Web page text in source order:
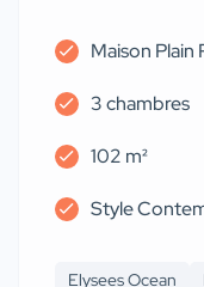
Maison Plain
3 chambres
102 m²
Style
Elysees Ocean